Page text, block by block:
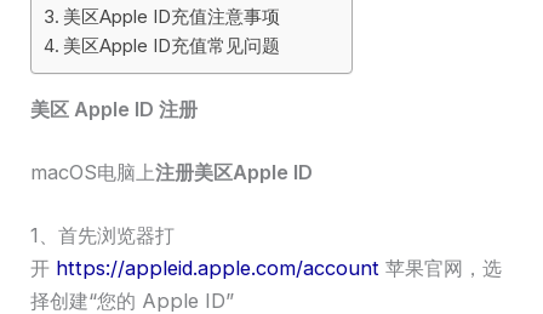
美区Apple ID充值注意事项
美区Apple ID充值常见问题
美区 Apple ID 注册
macOS电脑上注册美区Apple ID
1、首先浏览器打
开 https://appleid.apple.com/account 苹果官网，选
择创建“您的 Apple ID”